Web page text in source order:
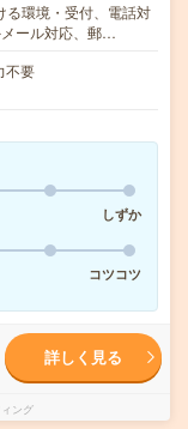
る環境・受付、電話対
ール対応、郵…
不要
しずか
コツコツ
詳しく見る
ング